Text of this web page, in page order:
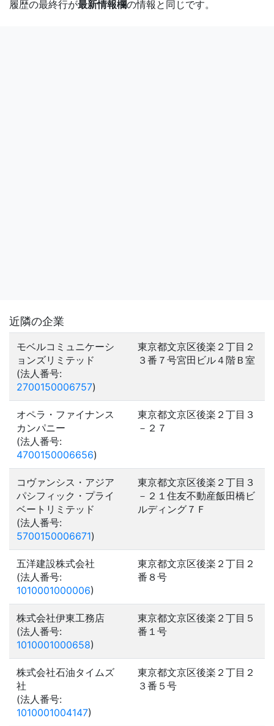
履歴の最終行が最新情報欄の情報と同じです。
近隣の企業
モベルコミュニケーシ
ョンズリミテッド
(法人番号:
2700150006757)
東京都文京区後楽２丁目２
３番７号宮田ビル４階Ｂ室
オペラ・ファイナンス
カンパニー
(法人番号:
4700150006656)
東京都文京区後楽２丁目３
－２７
コヴァンシス・アジア
パシフィック・プライ
ベートリミテッド
(法人番号:
5700150006671)
東京都文京区後楽２丁目３
－２１住友不動産飯田橋ビ
ルディング７Ｆ
五洋建設株式会社
(法人番号:
1010001000006)
東京都文京区後楽２丁目２
番８号
株式会社伊東工務店
(法人番号:
1010001000658)
東京都文京区後楽２丁目５
番１号
株式会社石油タイムズ
社
(法人番号:
1010001004147)
東京都文京区後楽２丁目２
３番５号